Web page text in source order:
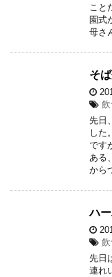
こと
園式
母さ
そ
先日
した
です
ある
から
ハ
先日
連れ